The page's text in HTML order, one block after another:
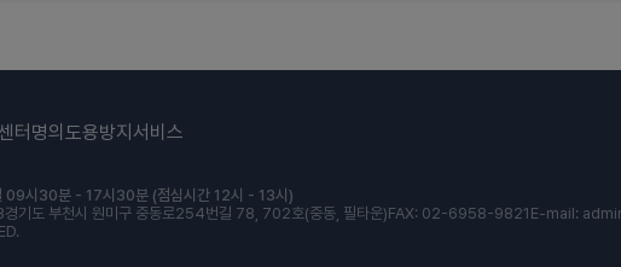
터 명의도용방지서비스
09시30분 - 17시30분 (점심시간 12시 - 13시)
경기도 부천시 원미구 중동로254번길 78, 702호(중동, 필타운)FAX: 02-6958-9821 E-mail: